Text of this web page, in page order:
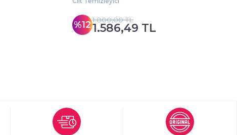
%121.586,49 TL
1.800,00 TL